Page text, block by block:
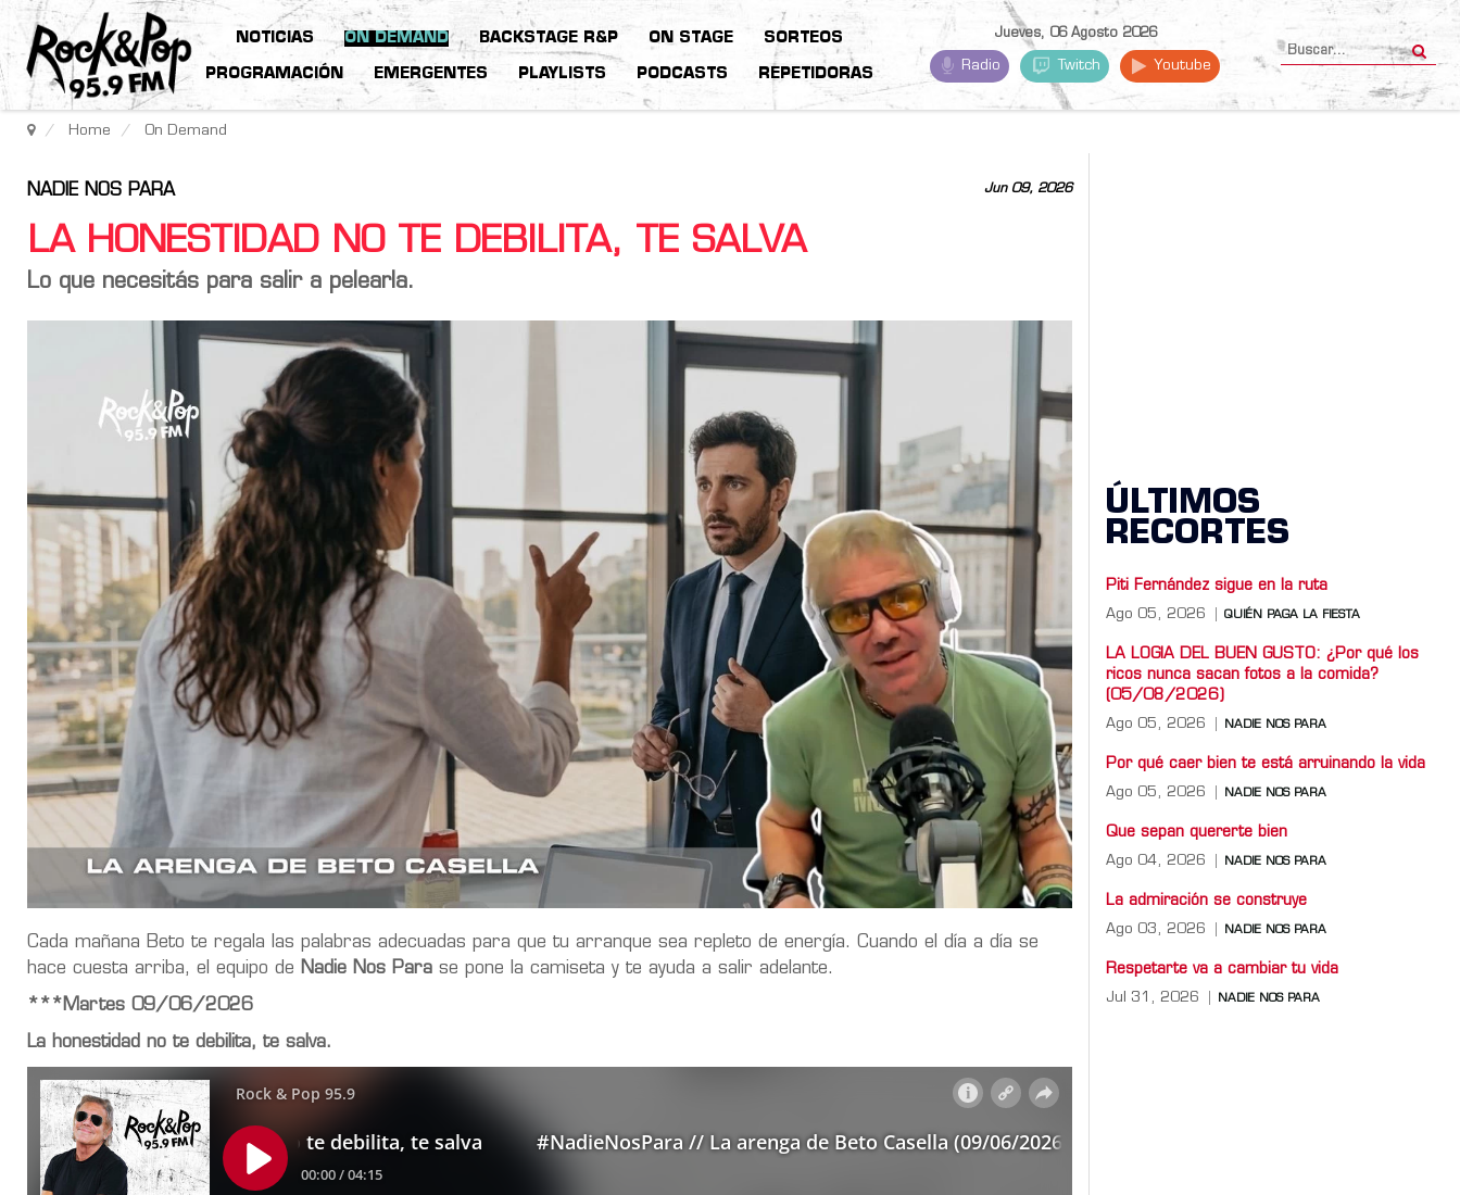
NOTICIAS ON DEMAND BACKSTAGE R&P ON STAGE SORTEOS
PROGRAMACIÓN EMERGENTES PLAYLISTS PODCASTS REPETIDORAS
Jueves, 06 Agosto 2026
Radio Twitch Youtube
Home On Demand
Jun 09, 2026
NADIE NOS PARA
LA HONESTIDAD NO TE DEBILITA, TE SALVA
Lo que necesitás para salir a pelearla.
Cada mañana Beto te regala las palabras adecuadas para que tu arranque sea repleto de energía. Cuando el día a día se
hace cuesta arriba, el equipo de
Nadie Nos Para se pone la camiseta y te ayuda a salir adelante.
***Martes 09/06/2026
La honestidad no te debilita, te salva.
ÚLTIMOS
RECORTES
Piti Fernández sigue en la ruta
Ago 05, 2026 QUIÉN PAGA LA FIESTA
LA LOGIA DEL BUEN GUSTO: ¿Por qué los
ricos nunca sacan fotos a la comida?
(05/08/2026)
Ago 05, 2026 NADIE NOS PARA
Por qué caer bien te está arruinando la vida
Ago 05, 2026 NADIE NOS PARA
Que sepan quererte bien
Ago 04, 2026 NADIE NOS PARA
La admiración se construye
Ago 03, 2026 NADIE NOS PARA
Respetarte va a cambiar tu vida
Jul 31, 2026 NADIE NOS PARA